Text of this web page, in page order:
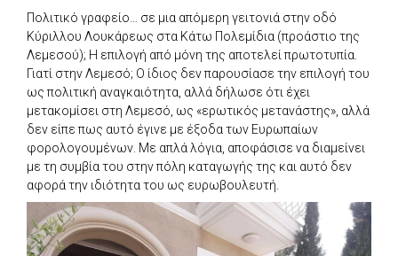
Πολιτικό γραφείο… σε μια απόμερη γειτονιά στην οδό
Κύριλλου Λουκάρεως στα Κάτω Πολεμίδια (προάστιο της
Λεμεσού); Η επιλογή από μόνη της αποτελεί πρωτοτυπία.
Γιατί στην Λεμεσό; Ο ίδιος δεν παρουσίασε την επιλογή του
ως πολιτική αναγκαιότητα, αλλά δήλωσε ότι έχει
μετακομίσει στη Λεμεσό, ως «ερωτικός μετανάστης», αλλά
δεν είπε πως αυτό έγινε με έξοδα των Ευρωπαίων
φορολογουμένων. Με απλά λόγια, αποφάσισε να διαμείνει
με τη συμβία του στην πόλη καταγωγής της και αυτό δεν
αφορά την ιδιότητα του ως ευρωβουλευτή.